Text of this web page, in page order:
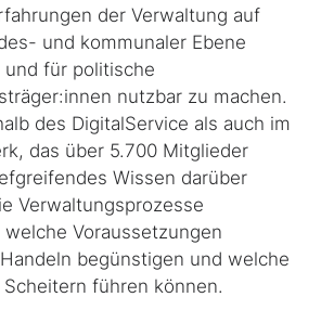
der Verwaltung auf
und kommunaler Ebene
für politische
nutzbar zu machen.
des DigitalService als auch im
das über 5.700 Mitglieder
Wissen darüber
Verwaltungsprozesse
Voraussetzungen
begünstigen und welche
führen können.